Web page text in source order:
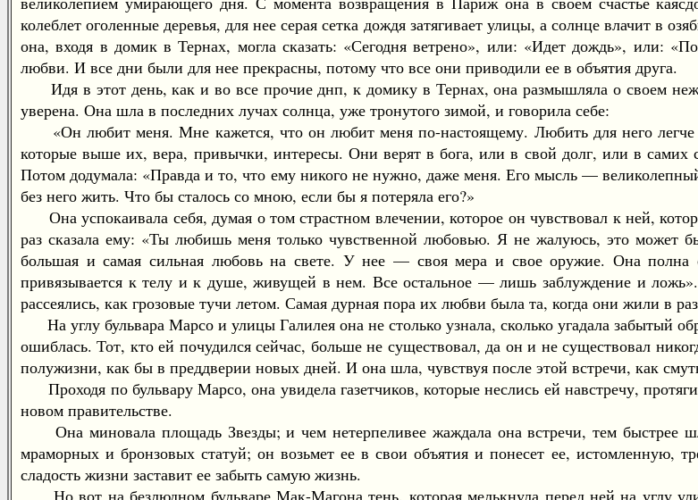
колеблет оголенные деревья, для нее серая сетка дождя затягивает улицы, а солнце влачит в
она, входя в домик в Тернах, могла сказать: «Сегодня ветрено», или: «Идет дождь», или:
любви. И все дни были для нее прекрасны, потому что все они приводили ее в объятия друга.
Идя в этот день, как и во все прочие днп, к домику в Тернах, она размышляла о своем
уверена. Она шла в последних лучах солнца, уже тронутого зимой, и говорила себе:
«Он любит меня. Мне кажется, что он любит меня по-настоящему. Любить для него легче
которые выше их, вера, привычки, интересы. Они верят в бога, или в свой долг, или в
Потом додумала: «Правда и то, что ему никого не нужно, даже меня. Его мысль —
без него жить. Что бы сталось со мною, если бы я потеряла его?»
Она успокаивала себя, думая о том страстном влечении, которое он чувствовал к ней,
раз сказала ему: «Ты любишь меня только чувственной любовью. Я не жалуюсь, это может
большая и самая сильная любовь на свете. У нее — своя мера и свое оружие. Она
привязывается к телу и к душе, живущей в нем. Все остальное — лишь заблуждение и
рассеялись, как грозовые тучи летом. Самая дурная пора их любви была та, когда они жили в
На углу бульвара Марсо и улицы Галилея она не столько узнала, сколько угадала забытый
ошиблась. Тот, кто ей почудился сейчас, больше не существовал, да он и не существовал
полужизни, как бы в преддверии новых дней. И она шла, чувствуя после этой встречи, как
Проходя по бульвару Марсо, она увидела газетчиков, которые неслись ей навстречу,
новом правительстве.
Она миновала площадь Звезды; и чем нетерпеливее жаждала она встречи, тем быстрее
мраморных и бронзовых статуй; он возьмет ее в свои объятия и понесет ее, истомленную,
сладость жизни заставит ее забыть самую жизнь.
Но вот на безлюдном бульваре Мак-Магона тень, которая мелькнула перед ней на углу